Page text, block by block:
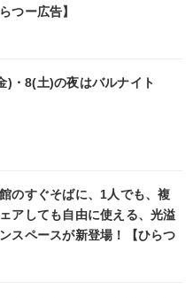
つー広告】
)・8(土)の夜はバルナイト
のすぐそばに、1人でも、複
アしても自由に使える、光溢
スペースが新登場！【ひらつ